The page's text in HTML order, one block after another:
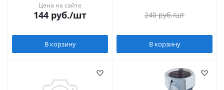
Цена на сайте
144 руб./шт
В корзину
240руб./шт
В корзину